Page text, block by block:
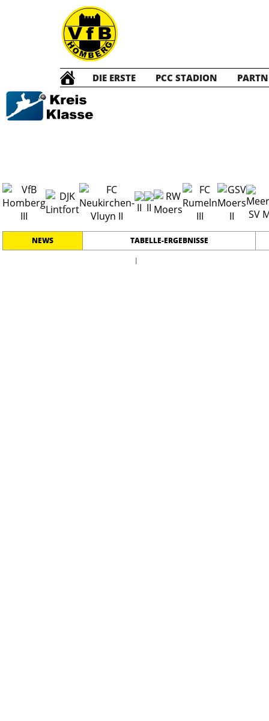
DIE ERSTE PCC STADION
NEWS TABELLE-ERGEBNISSE
l